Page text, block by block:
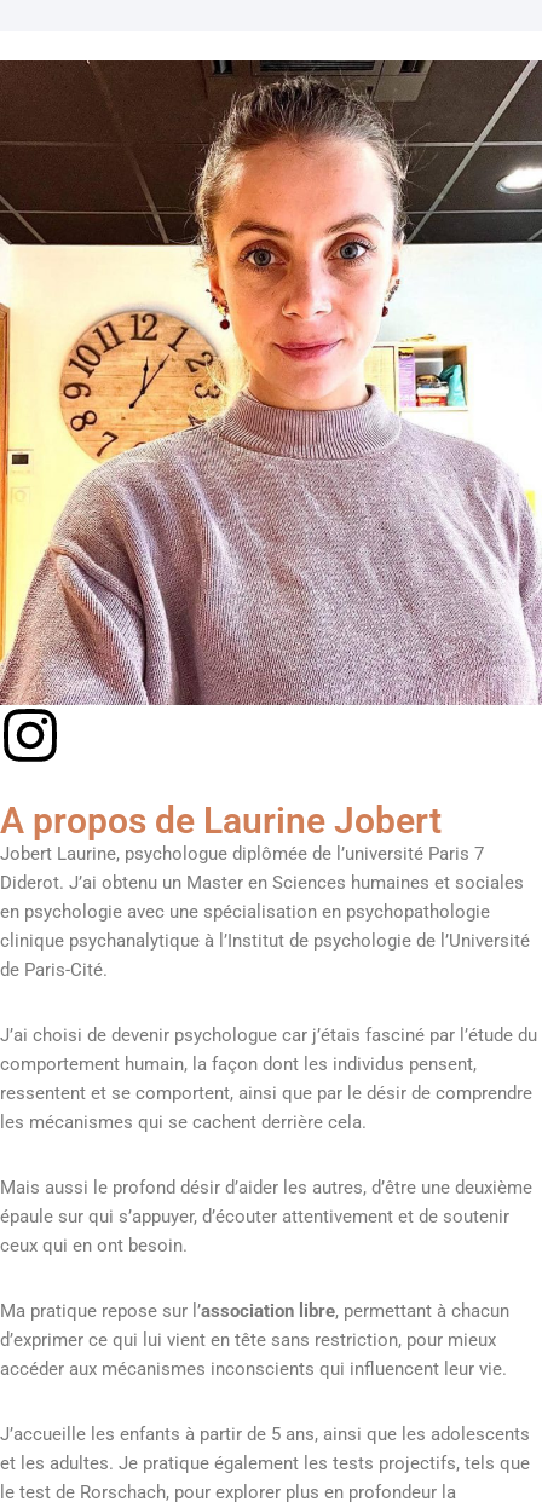
A propos de Laurine Jobert
Jobert Laurine, psychologue diplômée de l’université Paris 7
Diderot. J’ai obtenu un Master en Sciences humaines et sociales
en psychologie avec une spécialisation en psychopathologie
clinique psychanalytique à l’Institut de psychologie de l’Université
de Paris-Cité.
J’ai choisi de devenir psychologue car j’étais fasciné par l’étude du
comportement humain, la façon dont les individus pensent,
ressentent et se comportent, ainsi que par le désir de comprendre
les mécanismes qui se cachent derrière cela.
Mais aussi le profond désir d’aider les autres, d’être une deuxième
épaule sur qui s’appuyer, d’écouter attentivement et de soutenir
ceux qui en ont besoin.
Ma pratique repose sur l’association libre, permettant à chacun
d’exprimer ce qui lui vient en tête sans restriction, pour mieux
accéder aux mécanismes inconscients qui influencent leur vie.
J’accueille les enfants à partir de 5 ans, ainsi que les adolescents
et les adultes. Je pratique également les tests projectifs, tels que
le test de Rorschach, pour explorer plus en profondeur la